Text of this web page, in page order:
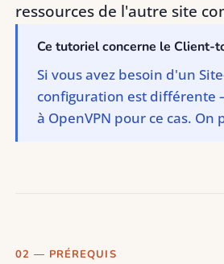
ressources de l'autre site
Ce tutoriel concerne le Client-
Si vous avez besoin d'un
configuration est différente
à OpenVPN pour ce cas.
02 — PRÉREQUIS